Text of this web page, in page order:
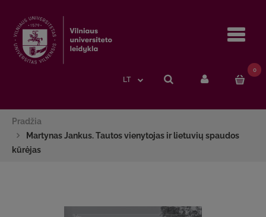
LT
0
Pradžia
Martynas Jankus. Tautos vienytojas ir lietuvių spaudos
kūrėjas